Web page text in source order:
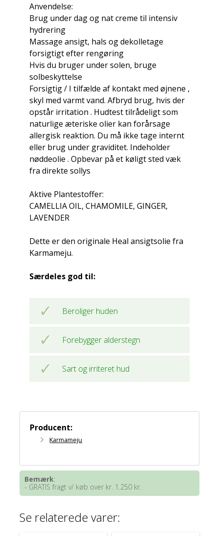
Anvendelse:
Brug under dag og nat creme til intensiv
hydrering
Massage ansigt, hals og dekolletage
forsigtigt efter rengøring
Hvis du bruger under solen, bruge
solbeskyttelse
Forsigtig / I tilfælde af kontakt med øjnene ,
skyl med varmt vand. Afbryd brug, hvis der
opstår irritation . Hudtest tilrådeligt som
naturlige æteriske olier kan forårsage
allergisk reaktion. Du må ikke tage internt
eller brug under graviditet. Indeholder
nøddeolie . Opbevar på et køligt sted væk
fra direkte sollys
Aktive Plantestoffer:
CAMELLIA OIL, CHAMOMILE, GINGER,
LAVENDER
Dette er den originale Heal ansigtsolie fra
Karmameju.
Særdeles god til:
Beroliger huden
Forebygger alderstegn
Sart og irriteret hud
Producent:
Karmameju
Bemærk:
- GRATIS fragt v/ køb over kr. 1.250 kr.
Se relaterede varer: